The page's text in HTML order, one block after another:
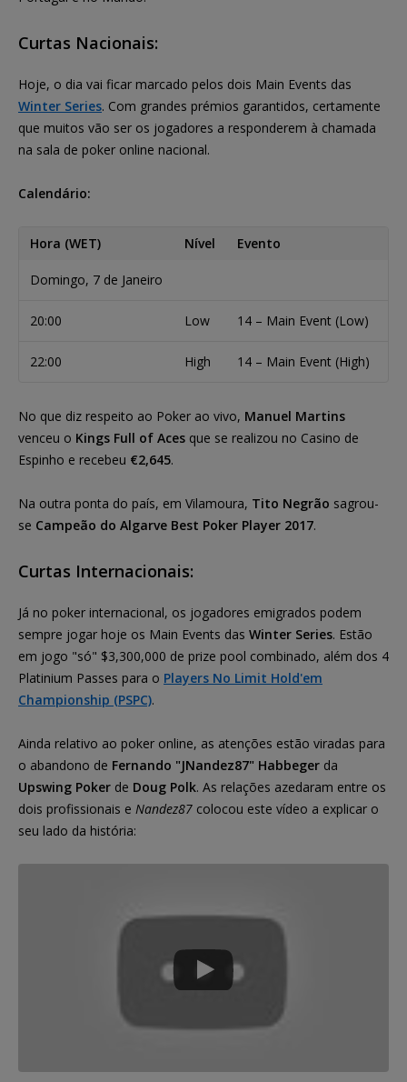
Curtas Nacionais:
Hoje, o dia vai ficar marcado pelos dois Main Events das
Winter Series. Com grandes prémios garantidos, certamente
que muitos vão ser os jogadores a responderem à chamada
na sala de poker online nacional.
Calendário:
Hora (WET) Nível Evento
Domingo, 7 de Janeiro
20:00 Low 14 – Main Event (Low)
22:00 High 14 – Main Event (High)
No que diz respeito ao Poker ao vivo, Manuel Martins
venceu o Kings Full of Aces que se realizou no Casino de
Espinho e recebeu €2,645.
Na outra ponta do país, em Vilamoura, Tito Negrão sagrou-
se Campeão do Algarve Best Poker Player 2017.
Curtas Internacionais:
Já no poker internacional, os jogadores emigrados podem
sempre jogar hoje os Main Events das Winter Series. Estão
em jogo "só" $3,300,000 de prize pool combinado, além dos 4
Platinium Passes para o Players No Limit Hold'em
Championship (PSPC).
Ainda relativo ao poker online, as atenções estão viradas para
o abandono de Fernando "JNandez87" Habbeger da
Upswing Poker de Doug Polk. As relações azedaram entre os
dois profissionais e Nandez87 colocou este vídeo a explicar o
seu lado da história: